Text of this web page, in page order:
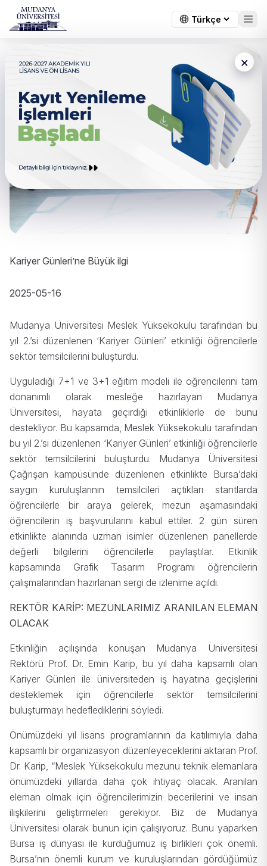
×
Kariyer Günleri’ne Büyük ilgi
Kariyer Günleri’ne Büyük ilgi
2025-05-16
Mudanya Üniversitesi Meslek Yüksekokulu tarafından bu
yıl 2.’si düzenlenen ‘Kariyer Günleri’ etkinliği öğrencilerle
sektör temsilcilerini buluşturdu.
Uyguladığı 7+1 ve 3+1 eğitim modeli ile öğrencilerini tam
donanımlı olarak mesleğe hazırlayan Mudanya
Üniversitesi, hayata geçirdiği etkinliklerle de bunu
destekliyor. Bu kapsamda, Meslek Yüksekokulu tarafından
bu yıl 2.’si düzenlenen ‘Kariyer Günleri’ etkinliği öğrencilerle
sektör temsilcilerini buluşturdu. Mudanya Üniversitesi
Çağrışan kampüsünde düzenlenen etkinlikte Bursa’daki
saygın kuruluşlarının temsilcileri açtıkları stantlarda
öğrencilerle bir araya gelerek, mezun aşamasındaki
öğrencilerin iş başvurularını kabul ettiler. 2 gün süren
etkinlikte alanında uzman isimler düzenlenen panellerde
değerli bilgilerini öğrencilerle paylaştılar. Etkinlik
kapsamında Grafik Tasarım Programı öğrencilerin
çalışmalarından hazırlanan sergi de izlenime açıldı.
REKTÖR KARİP: MEZUNLARIMIZ ARANILAN ELEMAN
OLACAK
Etkinliğin açılışında konuşan Mudanya Üniversitesi
Rektörü Prof. Dr. Emin Karip, bu yıl daha kapsamlı olan
Kariyer Günleri ile üniversiteden iş hayatına geçişlerini
desteklemek için öğrencilerle sektör temsilcilerini
buluşturmayı hedeflediklerini söyledi.
Önümüzdeki yıl lisans programlarının da katılımıyla daha
kapsamlı bir organizasyon düzenleyeceklerini aktaran Prof.
Dr. Karip, “Meslek Yüksekokulu mezunu teknik elemanlara
önümüzdeki yıllarda daha çok ihtiyaç olacak. Aranılan
eleman olmak için öğrencilerimizin becerilerini ve insan
ilişkilerini geliştirmeleri gerekiyor. Biz de Mudanya
Üniversitesi olarak bunun için çalışıyoruz. Bunu yaparken
Bursa iş dünyası ile kurduğumuz iş birlikleri çok önemli.
Bursa’nın önemli kurum ve kuruluşlarından gördüğümüz